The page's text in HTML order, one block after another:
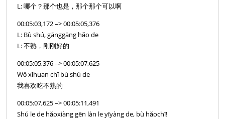
L: 哪个？那个也是，那个那个可以啊
00:05:03,172 –> 00:05:05,376
L: Bù shú, gānggāng hǎo de
L: 不熟，刚刚好的
00:05:05,376 –> 00:05:07,625
Wǒ xǐhuan chī bù shú de
我喜欢吃不熟的
00:05:07,625 –> 00:05:11,491
Shú le de hǎoxiàng gēn làn le yīyàng de, bù hǎochī!